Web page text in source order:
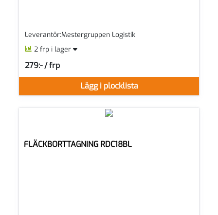
Leverantör:Mestergruppen Logistik
2 frp i lager
Lägg i plocklista
279:- / frp
SEK per FRP
FLÄCKBORTTAGNING RDC18BL